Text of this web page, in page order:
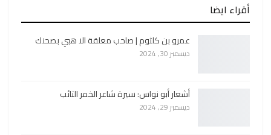
أقراء ايضا
عمرو بن كلثوم | صاحب معلقة الا هبي بصحنك
ديسمبر 30, 2024
أشعار أبو نواس: سيرة شاعر الخمر التائب
ديسمبر 29, 2024